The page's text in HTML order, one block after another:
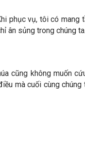
phục vụ, tôi có mang
ân sủng trong chúng ta.
cũng không muốn
mà cuối cùng